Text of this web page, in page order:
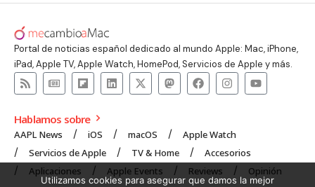
Portal de noticias español dedicado al mundo Apple: Mac, iPhone,
iPad, Apple TV, Apple Watch, HomePod, Servicios de Apple y más.
Hablamos sobre
AAPL News iOS macOS
Apple Watch
Servicios de Apple
TV & Home
Accesorios
Aplicaciones
Apple Events Reviews Opinión
Utilizamos cookies para asegurar que damos la mejor